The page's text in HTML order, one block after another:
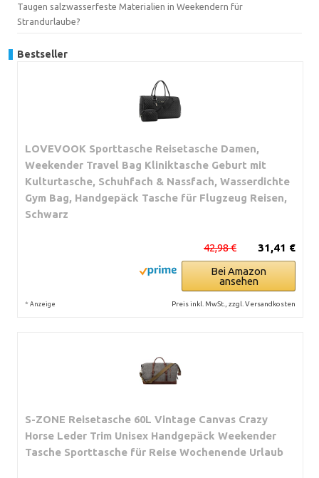
Taugen salzwasserfeste Materialien in Weekendern für
Strandurlaube?
Bestseller
LOVEVOOK Sporttasche Reisetasche Damen,
Weekender Travel Bag Kliniktasche Geburt mit
Kulturtasche, Schuhfach & Nassfach, Wasserdichte
Gym Bag, Handgepäck Tasche für Flugzeug Reisen,
Schwarz
31,41 €
42,98 €
Bei Amazon
ansehen
* Anzeige Preis inkl. MwSt., zzgl. Versandkosten
S-ZONE Reisetasche 60L Vintage Canvas Crazy
Horse Leder Trim Unisex Handgepäck Weekender
Tasche Sporttasche für Reise Wochenende Urlaub